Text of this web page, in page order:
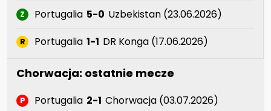
Z Portugalia 5-0 Uzbekistan (23.06.2026)
R Portugalia 1-1 DR Konga (17.06.2026)
Chorwacja: ostatnie mecze
P Portugalia 2-1 Chorwacja (03.07.2026)